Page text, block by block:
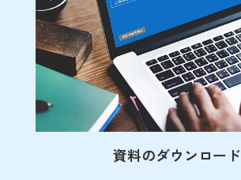
資料のダウンロード